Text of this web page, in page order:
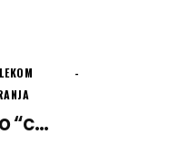
“c...